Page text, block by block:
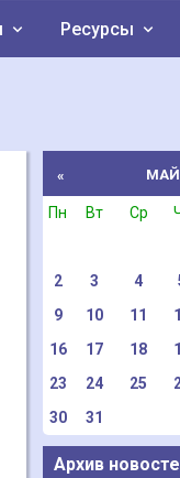
Ресурсы
«
Пн Вт Ср
2
3 4
9
10 11
16
17 18
23
24 25
30
31
Архив